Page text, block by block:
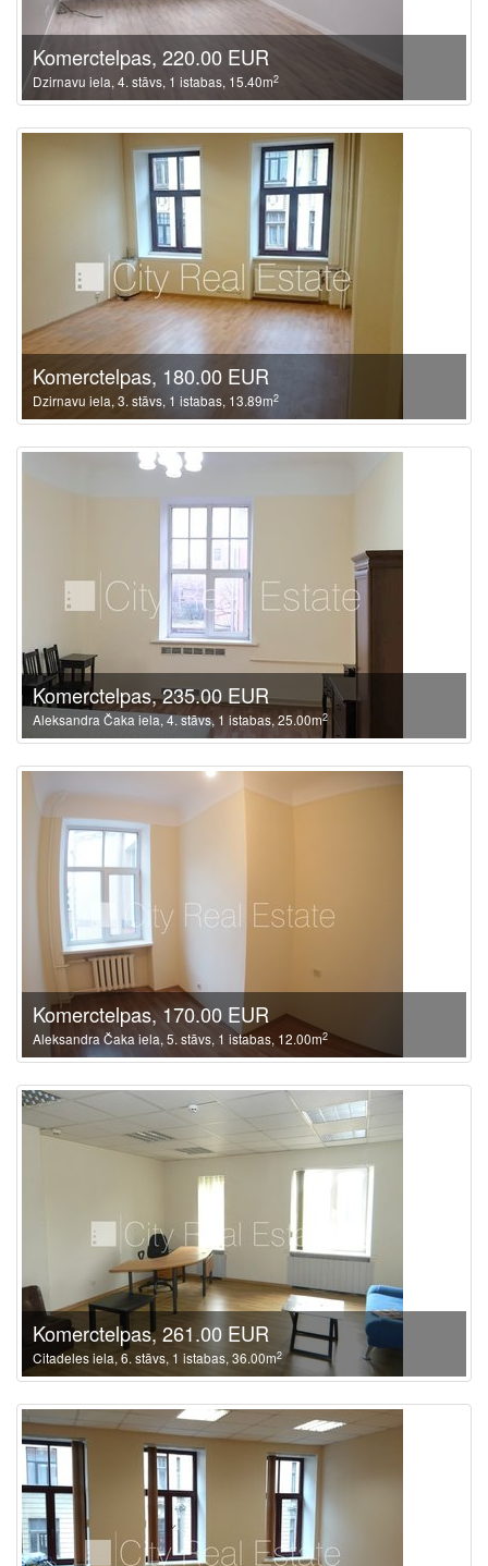
Komerctelpas, 220.00 EUR
Dzirnavu iela, 4. stāvs, 1 istabas, 15.40m2
Komerctelpas, 180.00 EUR
Dzirnavu iela, 3. stāvs, 1 istabas, 13.89m2
Komerctelpas, 235.00 EUR
Aleksandra Čaka iela, 4. stāvs, 1 istabas, 25.00m2
Komerctelpas, 170.00 EUR
Aleksandra Čaka iela, 5. stāvs, 1 istabas, 12.00m2
Komerctelpas, 261.00 EUR
Citadeles iela, 6. stāvs, 1 istabas, 36.00m2